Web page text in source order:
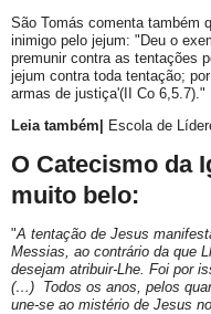
São Tomás comenta também
inimigo pelo jejum: "Deu o
premunir contra as tentações
jejum contra toda tentação;
armas de justiça'(II Co 6,5.7)."
Leia também|
Escola de
O Catecismo da
muito belo:
"A tentação de Jesus
Messias, ao contrário da que
desejam atribuir-Lhe. Foi por
(…) Todos os anos, pelos
une-se ao mistério de Jesus